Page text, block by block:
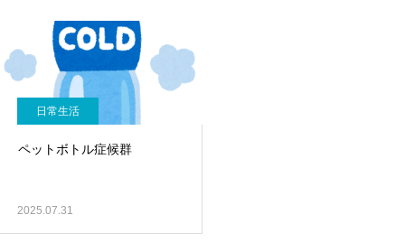
日常生活
ペットボトル症候群
2025.07.31